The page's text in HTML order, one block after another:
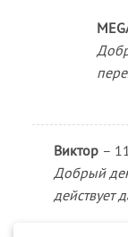
Виктор –
Добрый
действует